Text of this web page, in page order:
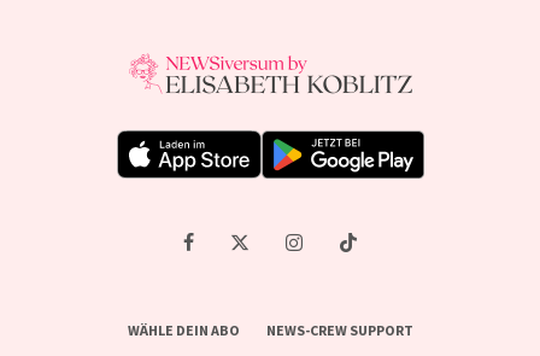
WÄHLE DEIN ABO NEWS-CREW SUPPORT